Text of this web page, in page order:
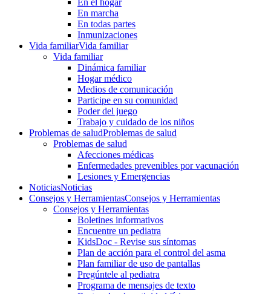
En el hogar
En marcha
En todas partes
Inmunizaciones
Vida familiarVida familiar
Vida familiar
Dinámica familiar
Hogar médico
Medios de comunicación
Participe en su comunidad
Poder del juego
Trabajo y cuidado de los niños
Problemas de saludProblemas de salud
Problemas de salud
Afecciones médicas
Enfermedades prevenibles por vacunación
Lesiones y Emergencias
NoticiasNoticias
Consejos y HerramientasConsejos y Herramientas
Consejos y Herramientas
Boletines informativos
Encuentre un pediatra
KidsDoc - Revise sus síntomas
Plan de acción para el control del asma
Plan familiar de uso de pantallas
Pregúntele al pediatra
Programa de mensajes de texto